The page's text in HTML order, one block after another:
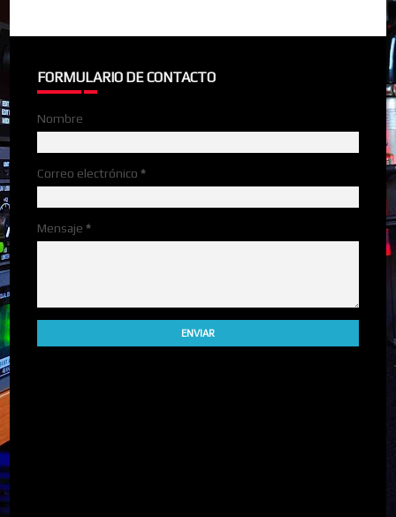
FORMULARIO DE CONTACTO
Nombre
Correo electrónico*
Mensaje*